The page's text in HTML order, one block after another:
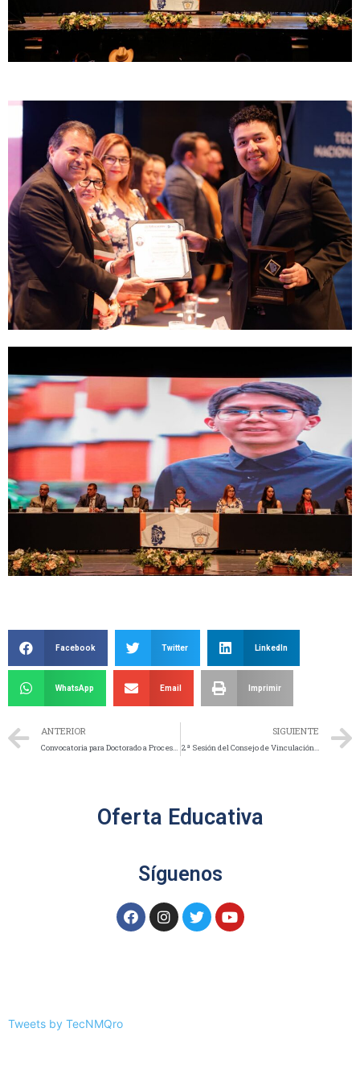
Facebook Twitter LinkedIn
WhatsApp Email Imprimir
ANTERIOR
Convocatoria para Doctorado a Proceso de Selección 2026
SIGUIENTE
2ª Sesión del Consejo de Vinculación del ITQ fortalece alianzas estratégicas para impulsar la formación del talento
Oferta Educativa
Síguenos
Tweets by TecNMQro